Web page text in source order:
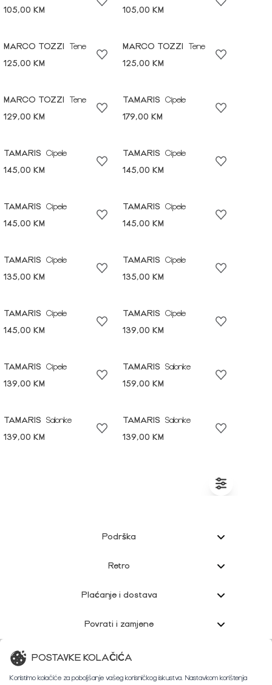
105,00 KM
105,00 KM
MARCO TOZZI
Tene
125,00 KM
MARCO TOZZI
Tene
125,00 KM
MARCO TOZZI
Tene
129,00 KM
TAMARIS
Cipele
179,00 KM
TAMARIS
Cipele
145,00 KM
TAMARIS
Cipele
145,00 KM
TAMARIS
Cipele
145,00 KM
TAMARIS
Cipele
145,00 KM
TAMARIS
Cipele
135,00 KM
TAMARIS
Cipele
135,00 KM
TAMARIS
Cipele
145,00 KM
TAMARIS
Cipele
139,00 KM
TAMARIS
Cipele
139,00 KM
TAMARIS
Salonke
159,00 KM
TAMARIS
Salonke
139,00 KM
TAMARIS
Salonke
139,00 KM
Podrška
Retro
Plaćanje i dostava
Povrati i zamjene
Korisnička podrška
POSTAVKE KOLAČIĆA
Koristimo kolačiće za poboljšanje vašeg korisničkog iskustva. Nastavkom korištenja